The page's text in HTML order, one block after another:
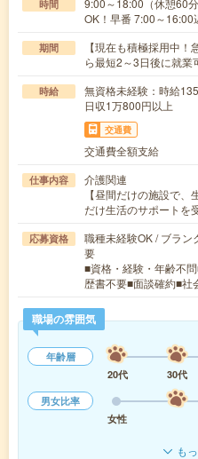
時間
9:00～18:00（休憩60
OK！早番 7:00～
期間
【現在も積極採用中
ら最短2～3日後に就業
時給
無資格未経験：時給
日収1万800円以上
交通費
交通費全額支給
仕事内容
介護関連
【昼間だけの施設で
だけ生活のサポートを
応募資格
職種未経験OK / ブラン
要
■資格・経験・年齢不
歴書不要■面談確約■
職場の雰囲気
年齢層
20代
30代
男女比率
女性
も